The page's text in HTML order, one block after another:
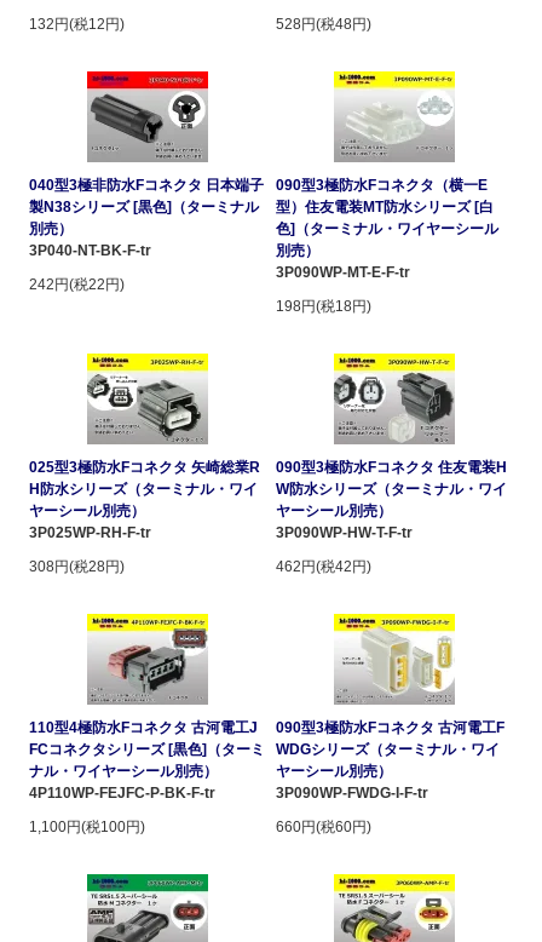
132円(税12円)
528円(税48円)
040型3極非防水Fコネクタ 日本端子
製N38シリーズ [黒色]（ターミナル
別売）
3P040-NT-BK-F-tr
242円(税22円)
090型3極防水Fコネクタ（横一E
型）住友電装MT防水シリーズ [白
色]（ターミナル・ワイヤーシール
別売）
3P090WP-MT-E-F-tr
198円(税18円)
025型3極防水Fコネクタ 矢崎総業R
H防水シリーズ（ターミナル・ワイ
ヤーシール別売）
3P025WP-RH-F-tr
308円(税28円)
090型3極防水Fコネクタ 住友電装H
W防水シリーズ（ターミナル・ワイ
ヤーシール別売）
3P090WP-HW-T-F-tr
462円(税42円)
110型4極防水Fコネクタ 古河電工J
FCコネクタシリーズ [黒色]（ターミ
ナル・ワイヤーシール別売）
4P110WP-FEJFC-P-BK-F-tr
1,100円(税100円)
090型3極防水Fコネクタ 古河電工F
WDGシリーズ（ターミナル・ワイ
ヤーシール別売）
3P090WP-FWDG-I-F-tr
660円(税60円)